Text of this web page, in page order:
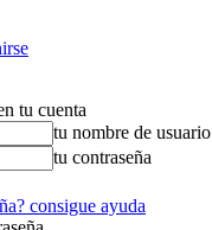
tu cuenta
tu nombre de usuario
tu contraseña
consigue ayuda